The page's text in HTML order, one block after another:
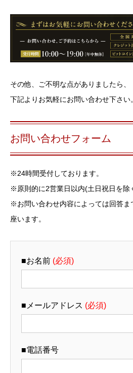
その他、ご不明な点がありましたら、
下記よりお気軽にお問い合わせ下さい。
お問い合わせフォーム
※24時間受付しております。
※原則的に2営業日以内(土日祝日を除
※お問い合わせ内容によっては回答ま
座います。
■お名前 (必須)
■メールアドレス (必須)
■電話番号